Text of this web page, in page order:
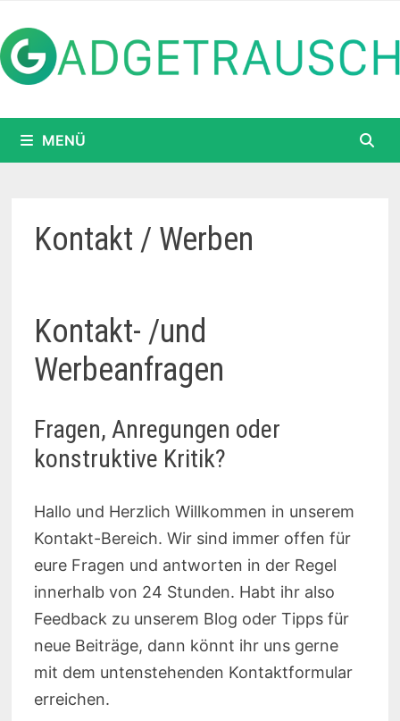
Inhalt
springen
MENÜ
Kontakt / Werben
Kontakt- /und
Werbeanfragen
Fragen, Anregungen oder
konstruktive Kritik?
Hallo und Herzlich Willkommen in unserem
Kontakt-Bereich. Wir sind immer offen für
eure Fragen und antworten in der Regel
innerhalb von 24 Stunden. Habt ihr also
Feedback zu unserem Blog oder Tipps für
neue Beiträge, dann könnt ihr uns gerne
mit dem untenstehenden Kontaktformular
erreichen.